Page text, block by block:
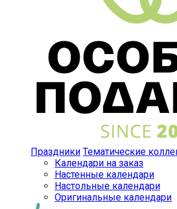
Праздники Тематические
Календари на заказ
Настенные календари
Настольные календари
Оригинальные календари